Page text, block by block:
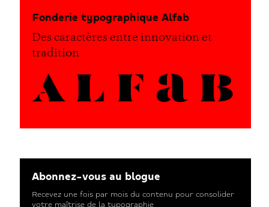
Fonderie typographique Alfab
Des caractères entre innovation et
tradition
Abonnez-vous au blogue
Recevez une fois par mois du contenu pour consolider
votre maîtrise de la typographie